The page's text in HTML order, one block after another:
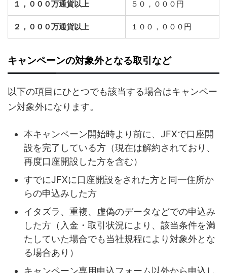
１，０００万通貨以上 ５０，０００円
２，０００万通貨以上 １００，０００円
キャンペーンの対象外となる取引など
以下の項目にひとつでも該当する場合はキャンペー
ン対象外になります。
本キャンペーン開始時より前に、JFXで口座開
設を完了している方（現在は解約されており、
再度口座開設した方を含む）
すでにJFXに口座開設をされた方と同一住所か
らの申込みした方
イタズラ、重複、虚偽のデータなどでの申込み
した方（入金・取引状況により、該当条件を満
たしていた場合でも当社規程により対象外とな
る場合あり）
キャンペーン専用申込フォーム以外から申込し